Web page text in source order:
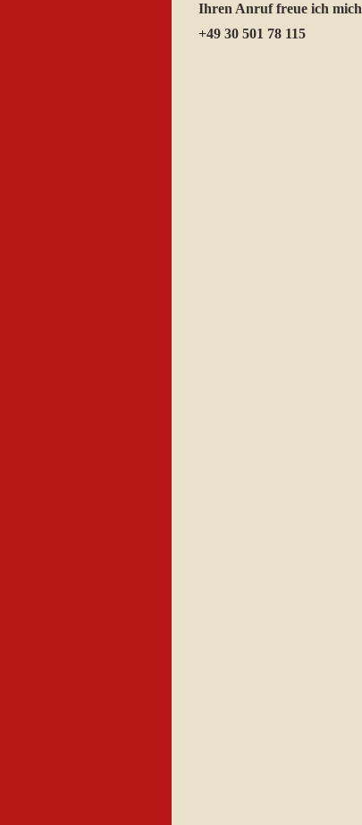
Ihren Anruf freue ich mich
+49 30 501 78 115